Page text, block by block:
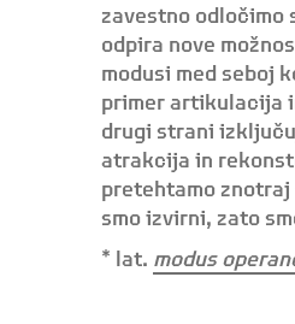
zavestno odločimo
odpira nove
modusi med seboj
primer artikulacija
drugi strani
atrakcija in
pretehtamo znotraj
smo izvirni, zato
* lat. modus